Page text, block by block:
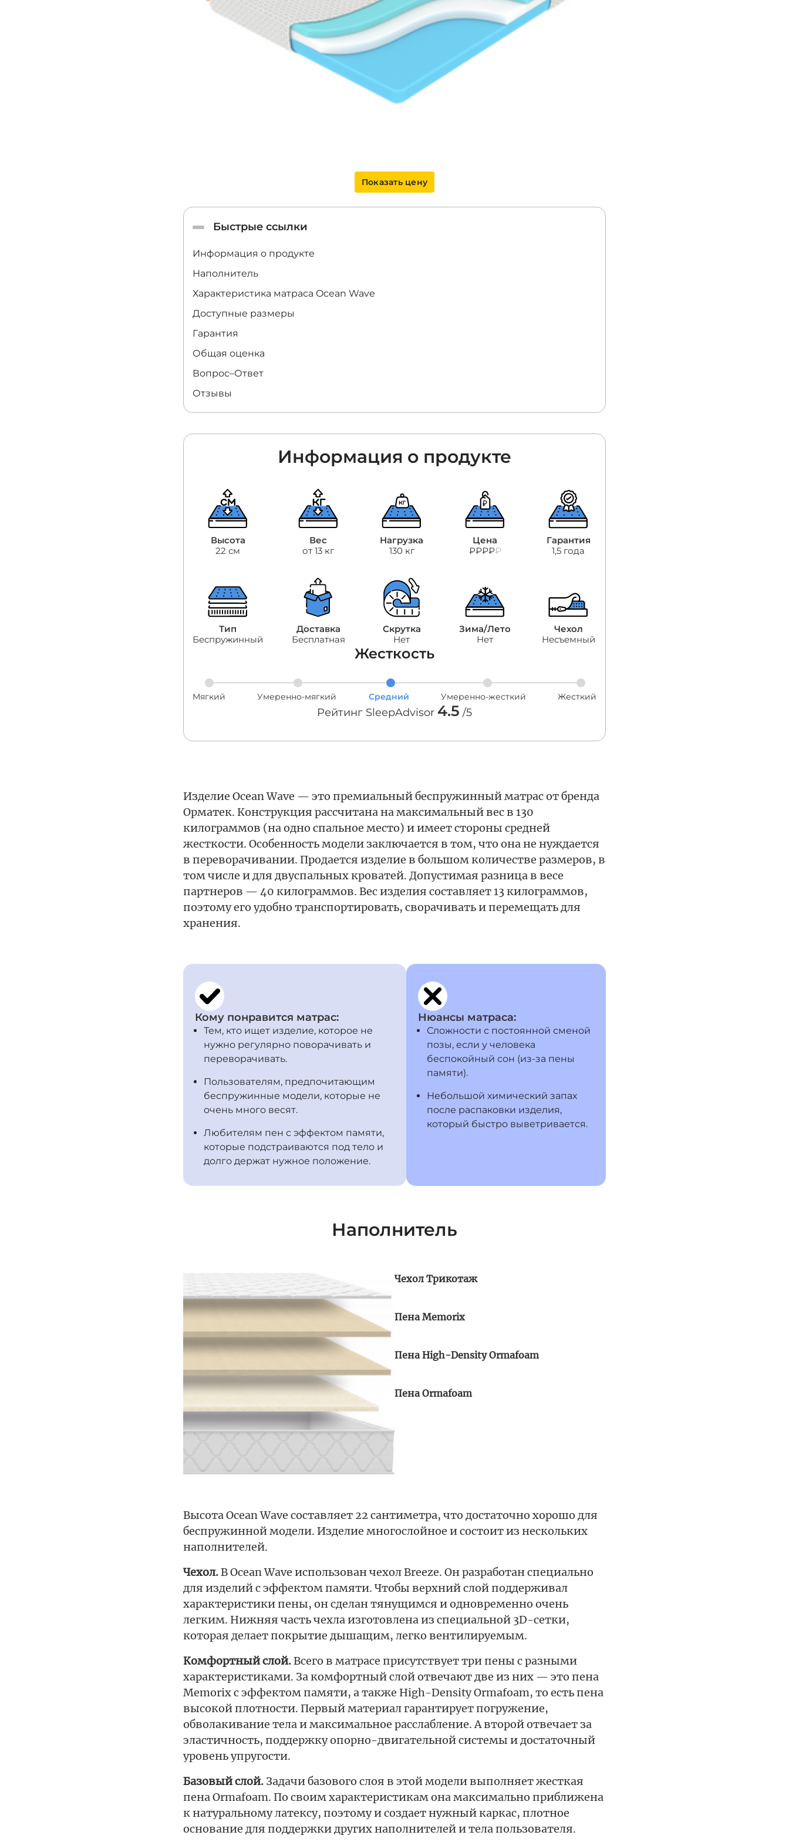
Показать цену
Быстрые ссылки
Информация о продукте
Наполнитель
Характеристика матраса Ocean Wave
Доступные размеры
Гарантия
Общая оценка
Вопрос–Ответ
Отзывы
Информация о продукте
Высота
22 см
Вес
от 13 кг
Нагрузка
130 кг
Цена
₽₽₽₽₽
Гарантия
1,5 года
Тип
Беспружинный
Доставка
Бесплатная
Скрутка
Нет
Зима/Лето
Нет
Чехол
Несъемный
Жесткость
Мягкий Умеренно-мягкий Средний Умеренно-жесткий Жесткий
Рейтинг SleepAdvisor 4.5 /5
Изделие Ocean Wave — это премиальный беспружинный матрас от бренда
Орматек. Конструкция рассчитана на максимальный вес в 130
килограммов (на одно спальное место) и имеет стороны средней
жесткости. Особенность модели заключается в том, что она не нуждается
в переворачивании. Продается изделие в большом количестве размеров, в
том числе и для двуспальных кроватей. Допустимая разница в весе
партнеров — 40 килограммов. Вес изделия составляет 13 килограммов,
поэтому его удобно транспортировать, сворачивать и перемещать для
хранения.
Кому понравится матрас:
Тем, кто ищет изделие, которое не
нужно регулярно поворачивать и
переворачивать.
Пользователям, предпочитающим
беспружинные модели, которые не
очень много весят.
Любителям пен с эффектом памяти,
которые подстраиваются под тело и
долго держат нужное положение.
Нюансы матраса:
Сложности с постоянной сменой
позы, если у человека
беспокойный сон (из-за пены
памяти).
Небольшой химический запах
после распаковки изделия,
который быстро выветривается.
Наполнитель
Пена Ormafoam
Пена High-Density Ormafoam
Пена Memorix
Чехол Трикотаж
Высота Ocean Wave составляет 22 сантиметра, что достаточно хорошо для
беспружинной модели. Изделие многослойное и состоит из нескольких
наполнителей.
Чехол.В Ocean Wave использован чехол Breeze. Он разработан специально
для изделий с эффектом памяти. Чтобы верхний слой поддерживал
характеристики пены, он сделан тянущимся и одновременно очень
легким. Нижняя часть чехла изготовлена из специальной 3D-сетки,
которая делает покрытие дышащим, легко вентилируемым.
Комфортный слой.Всего в матрасе присутствует три пены с разными
характеристиками. За комфортный слой отвечают две из них — это пена
Memorix с эффектом памяти, а также High-Density Ormafoam, то есть пена
высокой плотности. Первый материал гарантирует погружение,
обволакивание тела и максимальное расслабление. А второй отвечает за
эластичность, поддержку опорно-двигательной системы и достаточный
уровень упругости.
Базовый слой. Задачи базового слоя в этой модели выполняет жесткая
пена Ormafoam. По своим характеристикам она максимально приближена
к натуральному латексу, поэтому и создает нужный каркас, плотное
основание для поддержки других наполнителей и тела пользователя.